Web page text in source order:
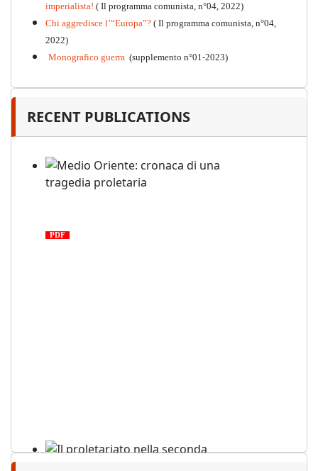
imperialista! ( Il programma comunista, n°04, 2022)
Chi aggredisce l’“Europa”? ( Il programma comunista, n°04,
2022)
Monografico guerra (supplemento n°01-2023)
RECENT PUBLICATIONS
PDF